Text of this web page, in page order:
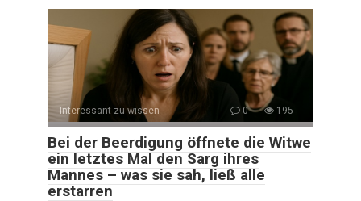
Interessant zu wissen 0 195
Bei der Beerdigung öffnete die Witwe
ein letztes Mal den Sarg ihres
Mannes – was sie sah, ließ alle
erstarren